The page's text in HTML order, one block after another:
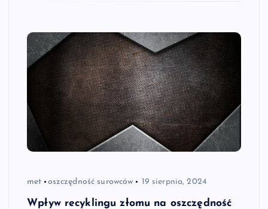
met oszczędność surowców 19 sierpnia, 2024
Wpływ recyklingu złomu na oszczędność